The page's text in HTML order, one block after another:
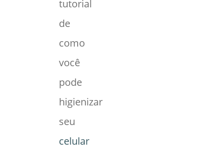
tutorial
de
como
você
pode
higienizar
seu
celular